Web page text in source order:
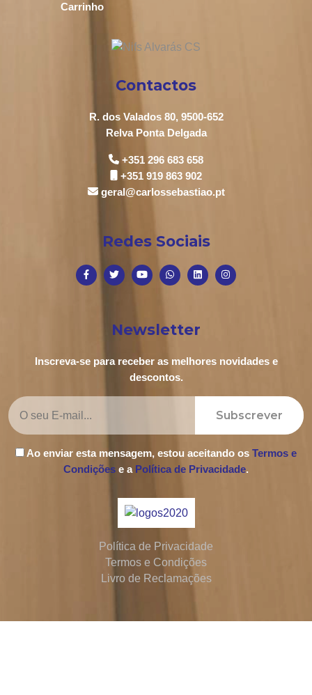
Carrinho
Contactos
R. dos Valados 80, 9500-652
Relva Ponta Delgada
+351 296 683 658
+351 919 863 902
geral@carlossebastiao.pt
Redes Sociais
Newsletter
Inscreva-se para receber as melhores novidades e
descontos.
Subscrever
Ao enviar esta mensagem, estou aceitando os Termos e
Condições e a Política de Privacidade.
Política de Privacidade
Termos e Condições
Livro de Reclamações